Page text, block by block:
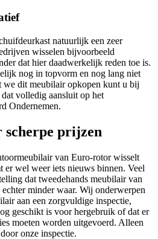
natuurlijk een zeer
wisselen bijvoorbeeld
dat hier daadwerkelijk reden toe is.
nog in topvorm en nog lang niet
we dit meubilair opkopen kunt u bij
volledig aansluit op het
Ondernemen.
prijzen
van Euro-rotor wisselt
er wel weer iets nieuws binnen. Veel
dat tweedehands meubilair van
minder waar. Wij onderwerpen
aan een zorgvuldige inspectie,
geschikt is voor hergebruik of dat er
moeten worden uitgevoerd. Alleen
onze inspectie.